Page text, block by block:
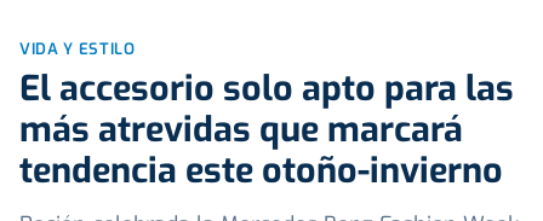
VIDA Y ESTILO
El accesorio solo apto para las
más atrevidas que marcará
tendencia este otoño-invierno